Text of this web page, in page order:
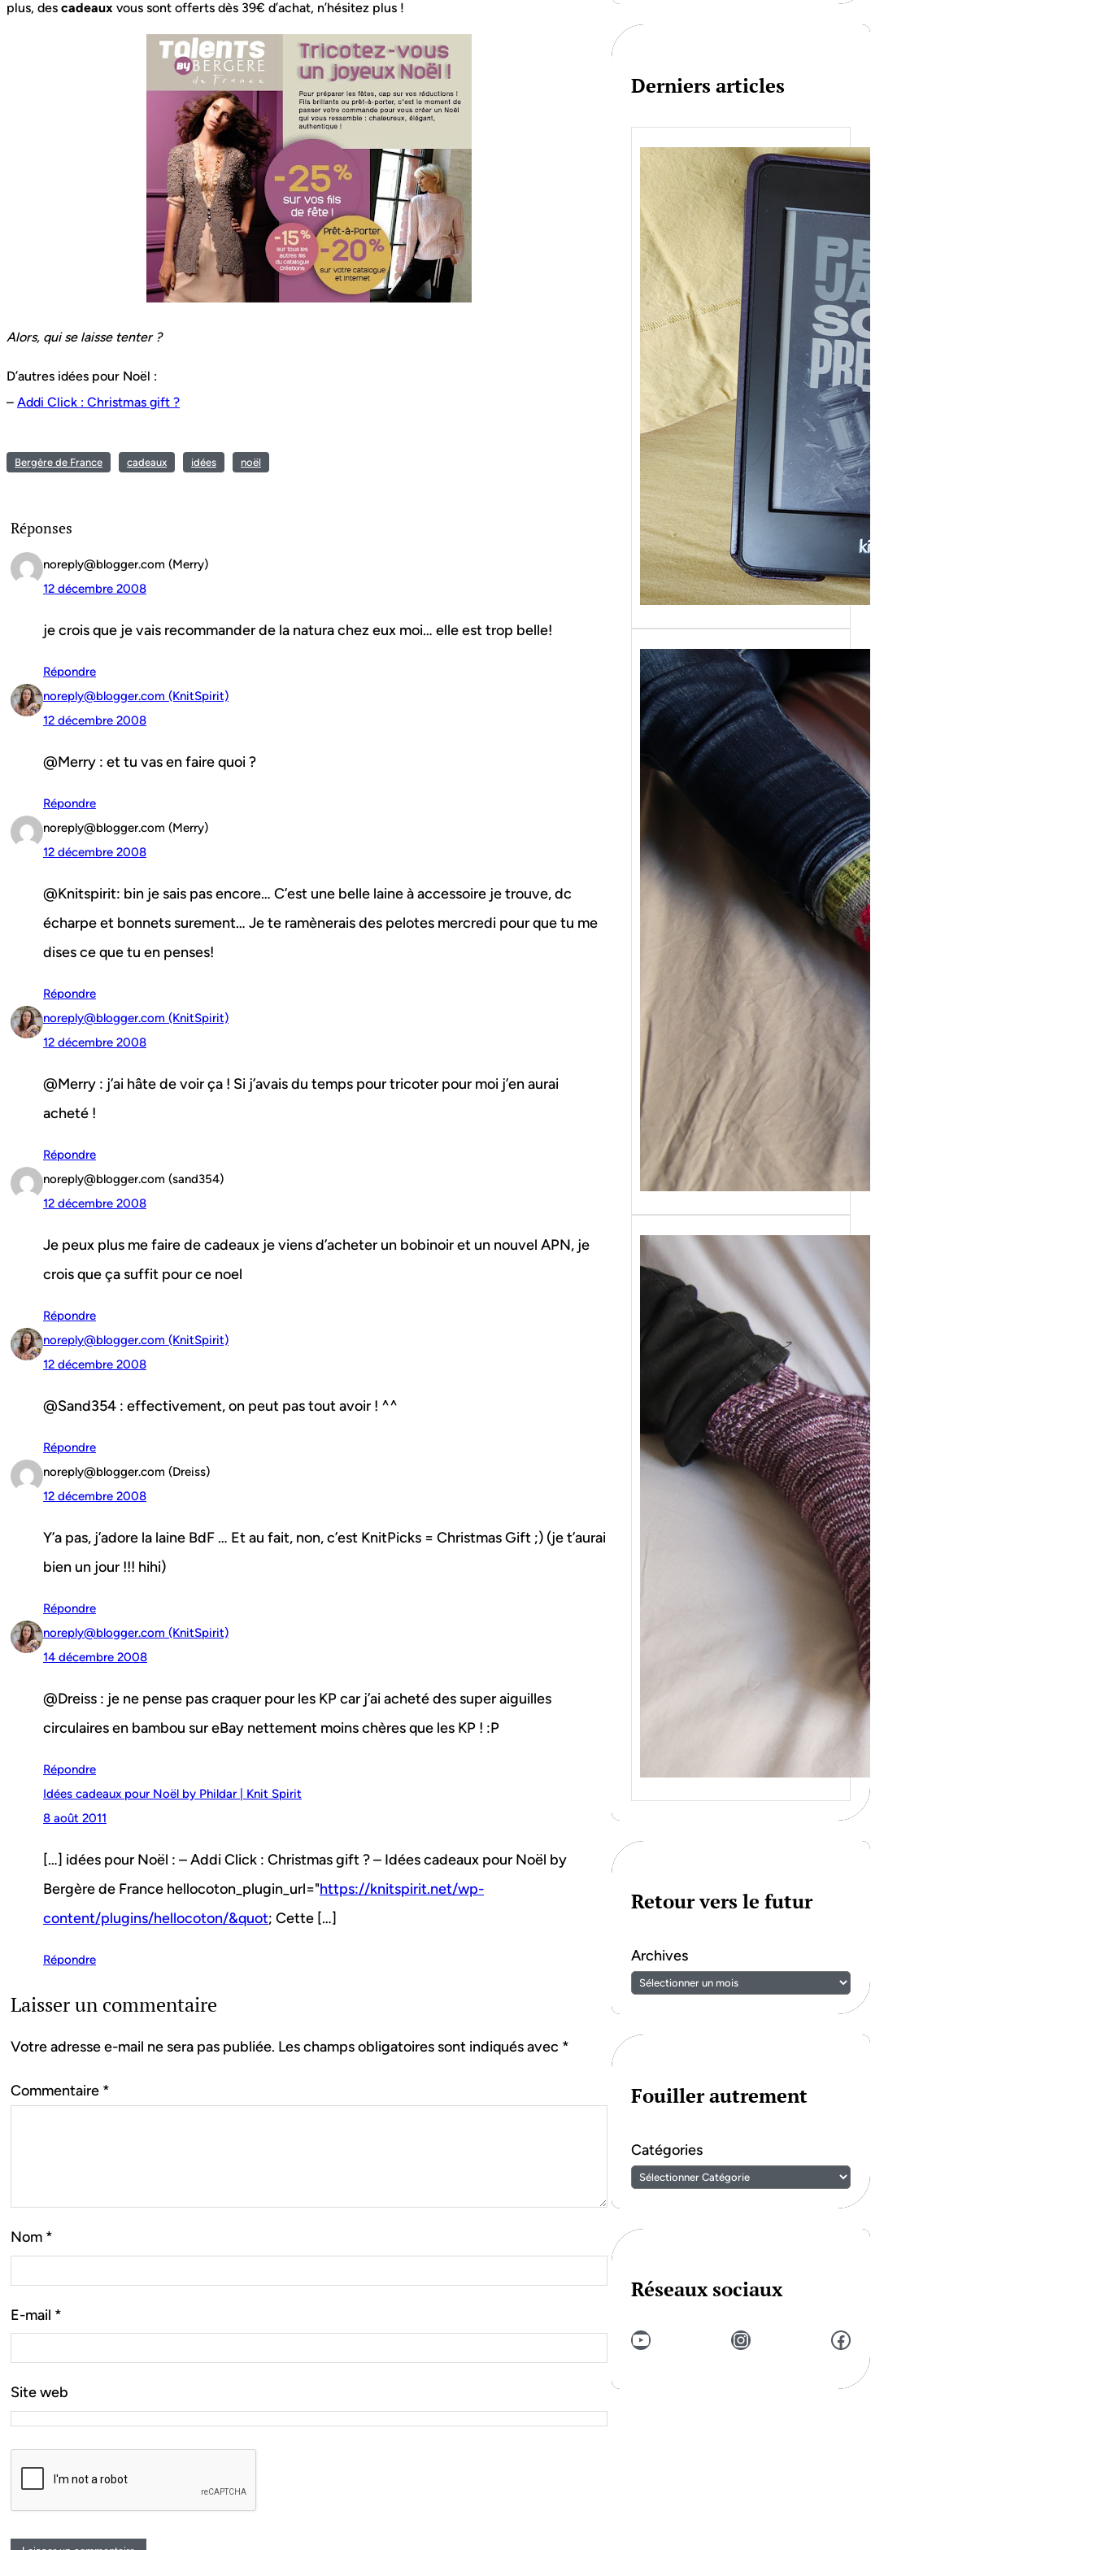
plus, des cadeaux vous sont offerts dès 39€ d’achat, n’hésitez plus !
Alors, qui se laisse tenter ?
D’autres idées pour Noël :
– Addi Click : Christmas gift ?
Bergère de France cadeaux idées noël
Réponses
noreply@blogger.com (Merry)
12 décembre 2008
je crois que je vais recommander de la natura chez eux moi… elle est trop belle!
Répondre
noreply@blogger.com (KnitSpirit)
12 décembre 2008
@Merry : et tu vas en faire quoi ?
Répondre
noreply@blogger.com (Merry)
12 décembre 2008
@Knitspirit: bin je sais pas encore… C’est une belle laine à accessoire je trouve, dc
écharpe et bonnets surement… Je te ramènerais des pelotes mercredi pour que tu me
dises ce que tu en penses!
Répondre
noreply@blogger.com (KnitSpirit)
12 décembre 2008
@Merry : j’ai hâte de voir ça ! Si j’avais du temps pour tricoter pour moi j’en aurai
acheté !
Répondre
noreply@blogger.com (sand354)
12 décembre 2008
Je peux plus me faire de cadeaux je viens d’acheter un bobinoir et un nouvel APN, je
crois que ça suffit pour ce noel
Répondre
noreply@blogger.com (KnitSpirit)
12 décembre 2008
@Sand354 : effectivement, on peut pas tout avoir ! ^^
Répondre
noreply@blogger.com (Dreiss)
12 décembre 2008
Y’a pas, j’adore la laine BdF … Et au fait, non, c’est KnitPicks = Christmas Gift ;) (je t’aurai
bien un jour !!! hihi)
Répondre
noreply@blogger.com (KnitSpirit)
14 décembre 2008
@Dreiss : je ne pense pas craquer pour les KP car j’ai acheté des super aiguilles
circulaires en bambou sur eBay nettement moins chères que les KP ! :P
Répondre
Idées cadeaux pour Noël by Phildar | Knit Spirit
8 août 2011
[…] idées pour Noël : – Addi Click : Christmas gift ? – Idées cadeaux pour Noël by
Bergère de France hellocoton_plugin_url="https://knitspirit.net/wp-
content/plugins/hellocoton/&quot; Cette […]
Répondre
Laisser un commentaire
Votre adresse e-mail ne sera pas publiée. Les champs obligatoires sont indiqués avec *
Commentaire *
Nom *
E-mail *
Site web
h
Derniers articles
Je bouquine #149
Sans grande surprise, j’ai
replongé dans la série
« Roy Grace »…
{Tricot} Flower
power socks
Ce patron a été
initialement créé pour les
membres de…
{Tricot} Le défi 2026 :
Je tricote mes
socquettes
C’est la 4ème année
consécutive que
j’organise un défi de…
Retour vers le futur
Archives
Fouiller autrement
Catégories
Réseaux sociaux
YouTube Instagram Facebook